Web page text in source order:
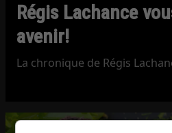
Régis Lachance
avenir!
La chronique de Régis